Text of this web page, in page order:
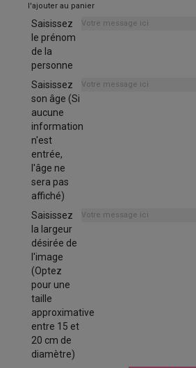
l'ajouter au panier
Saisissez
le prénom
de la
personne
Saisissez
son âge (Si
aucune
information
n'est
entrée,
l'âge ne
sera pas
affiché)
Saisissez
la largeur
désirée de
l'image
(Optez
pour une
taille
approximative
entre 15 et
20 cm de
diamètre)